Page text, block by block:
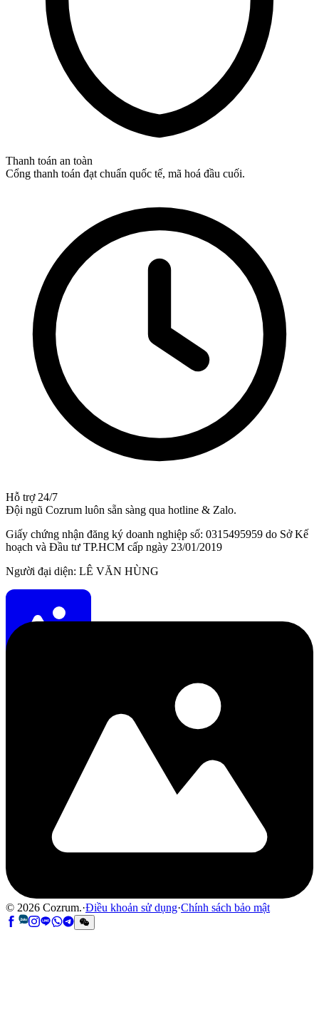
Thanh toán an toàn
Cổng thanh toán đạt chuẩn quốc tế, mã hoá đầu cuối.
Hỗ trợ 24/7
Đội ngũ Cozrum luôn sẵn sàng qua hotline & Zalo.
Giấy chứng nhận đăng ký doanh nghiệp số: 0315495959 do Sở Kế
hoạch và Đầu tư TP.HCM cấp ngày 23/01/2019
Người đại diện: LÊ VĂN HÙNG
© 2026 Cozrum.·Điều khoản sử dụng·Chính sách bảo mật